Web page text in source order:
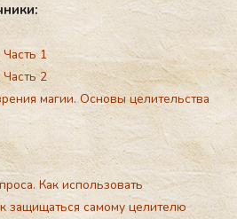
1
2
магии. Основы целительства
Как использовать
защищаться самому целителю